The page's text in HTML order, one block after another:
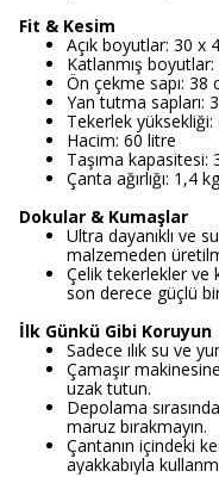
Fit & Kesim
Açık boyutlar: 30 x
Katlanmış
Ön çekme sapı: 38
Yan tutma sapları:
Tekerlek yüksekliği:
Hacim: 60 litre
Taşıma kapasitesi:
Çanta ağırlığı: 1,4 kg
Dokular & Kumaşlar
Ultra dayanıklı ve
malzemeden
Çelik tekerlekler ve
son derece güçlü
İlk Günkü Gibi Koruyun
Sadece ılık su ve
Çamaşır
uzak tutun.
Depolama
maruz bırakmayın.
Çantanın içindeki
ayakkabıyla